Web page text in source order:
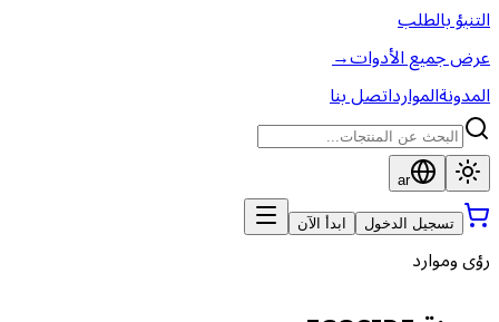
التنبؤ بالطلب
عرض جميع الأدوات→
المدونةالموارداتصل بنا
ar
تسجيل الدخول ابدأ الآن
رؤى وموارد